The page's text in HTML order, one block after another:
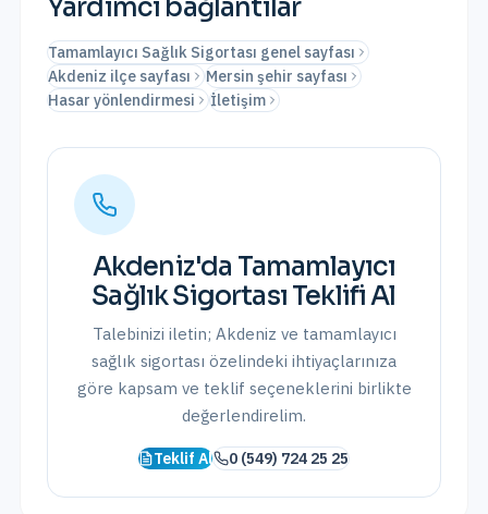
Yardımcı bağlantılar
Tamamlayıcı Sağlık Sigortası genel sayfası
Akdeniz ilçe sayfası
Mersin şehir sayfası
Hasar yönlendirmesi
İletişim
Akdeniz'da Tamamlayıcı
Sağlık Sigortası Teklifi Al
Talebinizi iletin; Akdeniz ve tamamlayıcı
sağlık sigortası özelindeki ihtiyaçlarınıza
göre kapsam ve teklif seçeneklerini birlikte
değerlendirelim.
Teklif Al 0 (549) 724 25 25